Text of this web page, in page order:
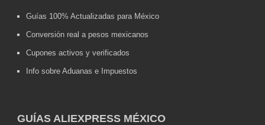
Guías 100% Actualizadas para México
Conversión real a pesos mexicanos
Cupones activos y verificados
Info sobre Aduanas e Impuestos
GUÍAS ALIEXPRESS MÉXICO